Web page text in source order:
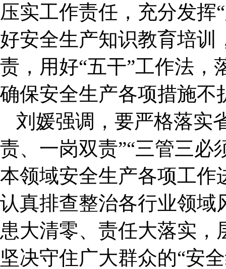
压实工作责任，充分发挥
好安全生产知识教育培训
责，用好“五干”工作法，
确保安全生产各项措施不
刘媛强调，要严格落实
责、一岗双责”“三管三必
本领域安全生产各项工作
认真排查整治各行业领域
患大清零、责任大落实
坚决守住广大群众的“安